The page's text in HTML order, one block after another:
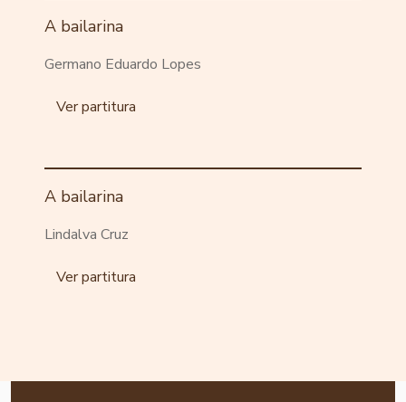
A bailarina
Germano Eduardo Lopes
Ver partitura
A bailarina
Lindalva Cruz
Ver partitura